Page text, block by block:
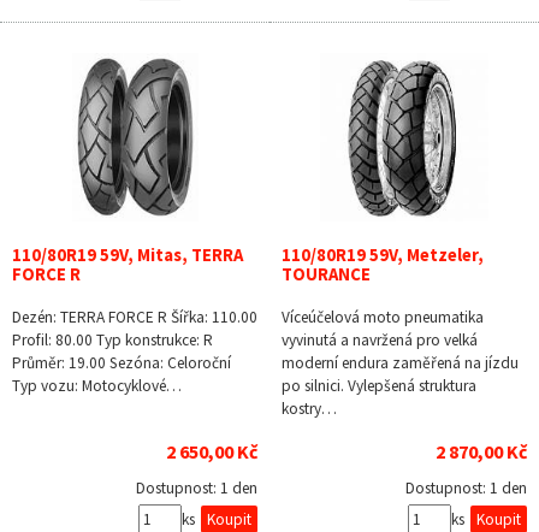
110/80R19 59V, Mitas, TERRA
FORCE R
Dezén: TERRA FORCE R Šířka: 110.00
Profil: 80.00 Typ konstrukce: R
Průměr: 19.00 Sezóna: Celoroční
Typ vozu: Motocyklové…
2 650,00 Kč
Dostupnost: 1 den
ks
110/80R19 59V, Metzeler,
TOURANCE
Víceúčelová moto pneumatika
vyvinutá a navržená pro velká
moderní endura zaměřená na jízdu
po silnici. Vylepšená struktura
kostry…
2 870,00 Kč
Dostupnost: 1 den
ks